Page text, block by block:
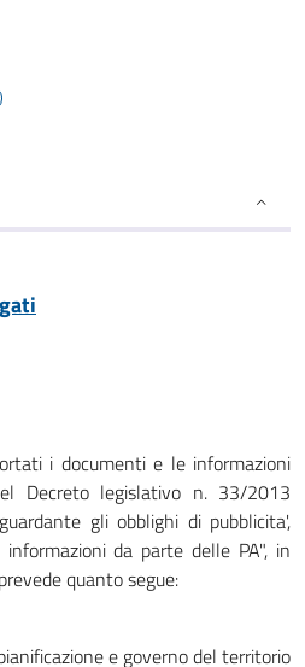
i documenti e le informazioni
Decreto legislativo n. 33/2013
gli obblighi di pubblicita',
da parte delle PA", in
quanto segue:
e governo del territorio